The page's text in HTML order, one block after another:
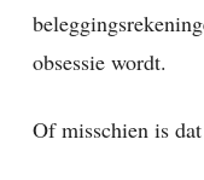
obsessie wordt.
Of misschien is